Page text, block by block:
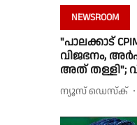
NEWSROOM
"പാലക്കാട്
വിജഭനം,
അത് തള്ളി";
ന്യൂസ് ഡെസ്ക്